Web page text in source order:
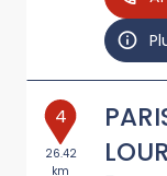
4
26.42
km